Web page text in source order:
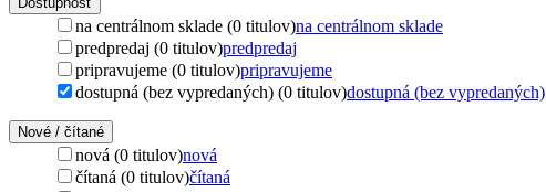
na centrálnom sklade (0 titulov)na centrálnom sklade
predpredaj (0 titulov)predpredaj
pripravujeme (0 titulov)pripravujeme
dostupná (bez vypredaných) (0 titulov)dostupná (bez vypredaných)
Nové / čítané
nová (0 titulov)nová
čítaná (0 titulov)čítaná